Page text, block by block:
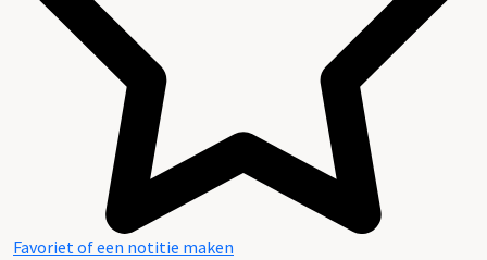
Favoriet of een notitie maken